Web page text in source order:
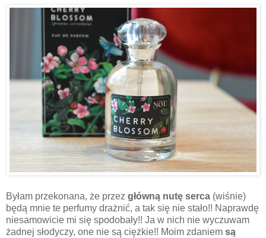
Byłam przekonana, że przez główną nutę serca (wiśnie)
będą mnie te perfumy drażnić, a tak się nie stało!! Naprawdę
niesamowicie mi się spodobały!! Ja w nich nie wyczuwam
żadnej słodyczy, one nie są ciężkie!! Moim zdaniem są